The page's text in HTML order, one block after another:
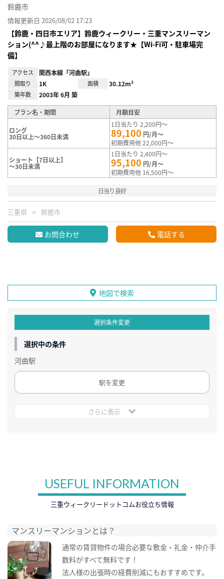
鈴鹿市
情報更新日 2026/08/02 17:23
【鈴鹿・四日市エリア】鈴鹿ウィークリー・三重マンスリーマン
ション(^^♪最上階のお部屋になります★【Wi-Fi可・駐車場完
備】
アクセス 関西本線「河曲駅」
間取り 1K 面積 30.12m²
築年数 2003年 6月 築
プラン名・期間 月額目安
ロング
30日以上～360日未満
1日当たり 2,200円～
89,100 円/月～
初期費用他 22,000円～
ショート【7日以上】
～30日未満
1日当たり 2,400円～
95,100 円/月～
初期費用他 16,500円～
日当り良好
三重県 鈴鹿市
お問合わせ 電話する
地図で検索
選択条件変更
選択中の条件
河曲駅
駅を変更
さらに表示
USEFUL INFORMATION
三重ウィークリードットコムお役立ち情報
マンスリーマンションとは？
通常の賃貸物件の場合必要な敷金・礼金・仲介手
数料がすべて無料です！
法人様の出張時の経費削減にもおすすめです。